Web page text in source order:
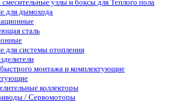
узлы и боксы для Теплого пола
для дымохода
сталь
для системы отопления
монтажа и комплектующие
коллекторы
/ Сервомоторы